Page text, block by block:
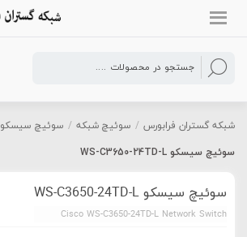
شبکه گستران فرابورس / سوئیچ شبکه / سوئیچ سیسکو
سوئیچ سیسکو WS-C3650-24TD-L
سوئیچ سیسکو WS-C3650-24TD-L
Cisco WS-C3650-24TD-L Network Switch